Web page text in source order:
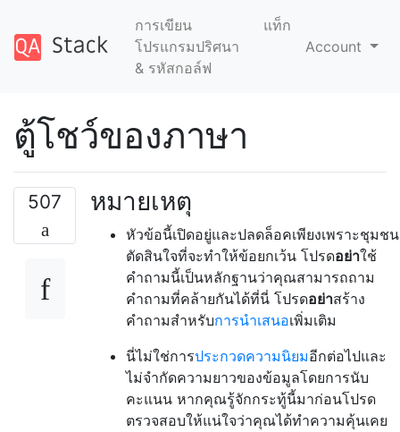
การเขียน
โปรแกรมปริศนา
& รหัสกอล์ฟ
แท็ก
Account
ตู้โชว์ของภาษา
507 หมายเหตุ
หัวข้อนี้เปิดอยู่และปลดล็อคเพียงเพราะชุมชน
ตัดสินใจที่จะทำให้ข้อยกเว้น โปรดอย่าใช้
คำถามนี้เป็นหลักฐานว่าคุณสามารถถาม
คำถามที่คล้ายกันได้ที่นี่ โปรดอย่าสร้าง
คำถามสำหรับการนำเสนอเพิ่มเติม
นี่ไม่ใช่การประกวดความนิยมอีกต่อไปและ
ไม่จำกัดความยาวของข้อมูลโดยการนับ
คะแนน หากคุณรู้จักกระทู้นี้มาก่อนโปรด
ตรวจสอบให้แน่ใจว่าคุณได้ทำความคุ้นเคย